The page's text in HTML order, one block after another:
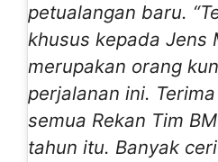
petualangan baru.
khusus kepada Jens
merupakan orang
perjalanan ini.
semua Rekan Tim
tahun itu. Banyak